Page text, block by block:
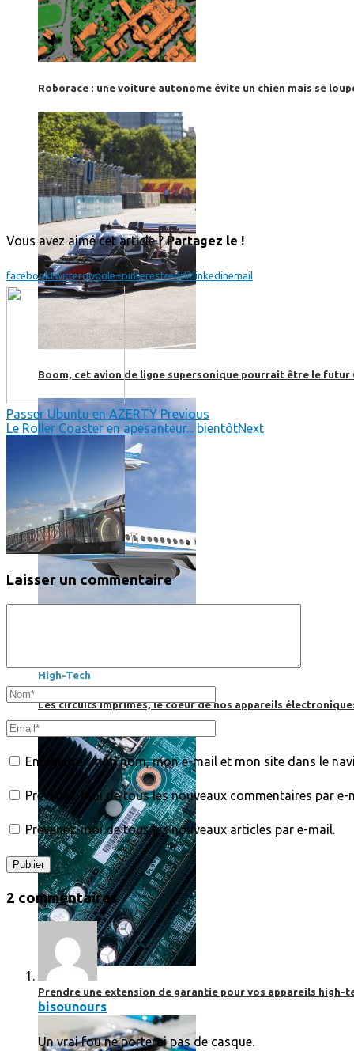
Roborace : une voiture autonome évite un chien mais se
Boom, cet avion de ligne supersonique pourrait être le futur
High-Tech
Les circuits imprimés, le coeur de nos appareils
Prendre une extension de garantie pour vos appareils high-
Vous avez aimé cet article ?Partagez le !
facebooktwittergoogle+pinterestredditlinkedinemail
Passer Ubuntu en AZERTYPrevious
Le Roller Coaster en apesanteur... bientôtNext
Laisser un commentaire
Enregistrer mon nom, mon e-mail et mon site dans le
Prévenez-moi de tous les nouveaux commentaires par e-
Prévenez-moi de tous les nouveaux articles par e-mail.
2 commentaires
bisounours
Un vrai fou ne porterai pas de casque.